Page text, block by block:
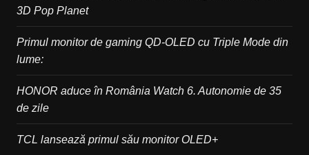
3D Pop Planet
Primul monitor de gaming QD-OLED cu Triple Mode din
lume:
HONOR aduce în România Watch 6. Autonomie de 35
de zile
TCL lansează primul său monitor OLED+